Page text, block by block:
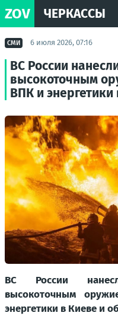
ZOV ЧЕРКАССЫ
СМИ 6 июля 2026, 07:16
ВС России
высокоточным
ВПК и
ВС России
высокоточным
энергетики в Киеве и